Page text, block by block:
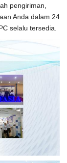
pengiriman,
Anda dalam 24
selalu tersedia.